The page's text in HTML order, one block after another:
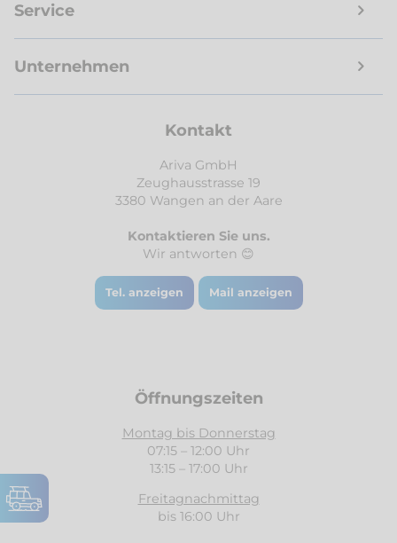
Service
Unternehmen
Kontakt
Ariva GmbH
Zeughausstrasse 19
3380 Wangen an der Aare
Kontaktieren Sie uns.
Wir antworten 😊
Tel. anzeigen Mail anzeigen
Öffnungszeiten
Montag bis Donnerstag
07:15 – 12:00 Uhr
13:15 – 17:00 Uhr
Freitagnachmittag
bis 16:00 Uhr